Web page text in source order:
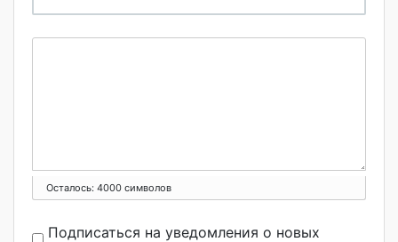
Осталось: 4000 символов
Подписаться на уведомления о новых